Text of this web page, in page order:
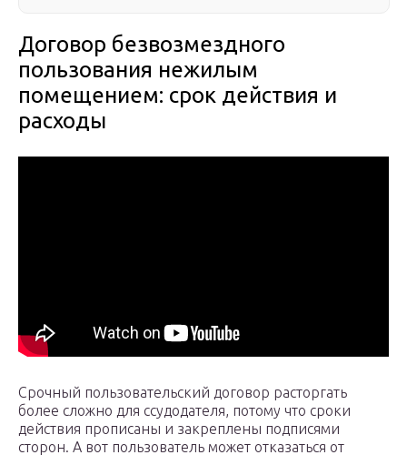
Договор безвозмездного
пользования нежилым
помещением: срок действия и
расходы
Срочный пользовательский договор расторгать
более сложно для ссудодателя, потому что сроки
действия прописаны и закреплены подписями
сторон. А вот пользователь может отказаться от